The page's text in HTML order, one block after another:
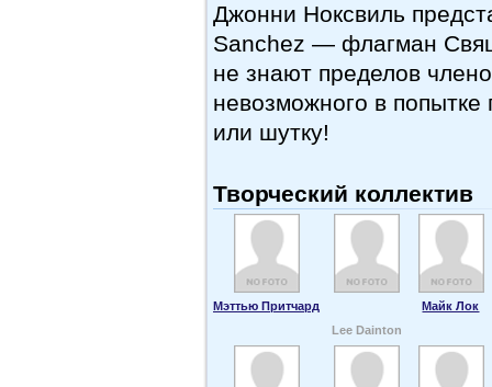
Джонни Ноксвиль
Sanchez — флагман
не знают пределов
невозможного в
или шутку!
Творческий коллектив
Мэттью Притчард
Майк Лок
Lee Dainton